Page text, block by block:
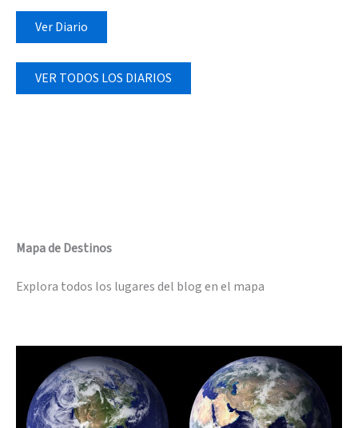
Ver Diario
VER TODOS LOS DIARIOS
Mapa de Destinos
Explora todos los lugares del blog en el mapa